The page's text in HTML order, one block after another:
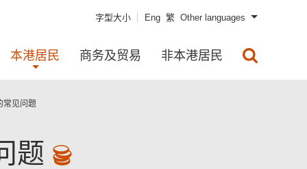
字型大小 Eng 繁 Other languages
本港居民 商务及贸易 非本港居民
常见问题
题